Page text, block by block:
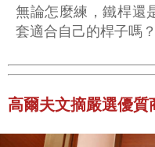
無論怎麼練，鐵桿還
套適合自己的桿子嗎
高爾夫文摘嚴選優質